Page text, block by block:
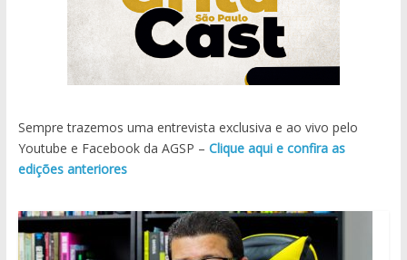
Sempre trazemos uma entrevista exclusiva e ao vivo pelo
Youtube e Facebook da AGSP – Clique aqui e confira as
edições anteriores